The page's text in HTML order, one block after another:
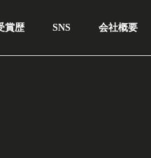
賞歴 SNS 会社概要